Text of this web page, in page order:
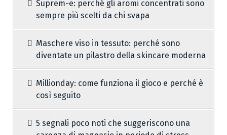
Suprem-e: perché gli aromi concentrati sono
sempre più scelti da chi svapa
Maschere viso in tessuto: perché sono
diventate un pilastro della skincare moderna
Millionday: come funziona il gioco e perché è
così seguito
5 segnali poco noti che suggeriscono una